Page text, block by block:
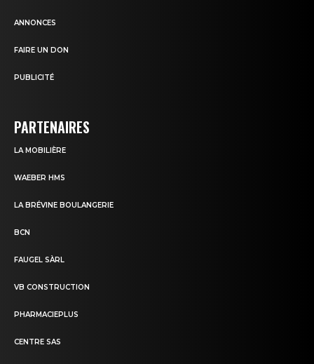
ANNONCES
FAIRE UN DON
PUBLICITÉ
PARTENAIRES
LA MOBILIÈRE
WAEBER HMS
LA BRÉVINE BOULANGERIE
BCN
FAUGEL SÀRL
VB CONSTRUCTION
PHARMACIEPLUS
CENTRE SAS